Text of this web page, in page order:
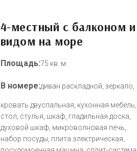
Другое:Wi-Fi бесплатно, смена
полотенец, смена постельного белья,
Дополнительное место:
4-местный с балконом и
видом на море
Площадь:75 кв. м.
В номере:диван раскладной, зеркало,
кровать двуспальная, кухонная мебель,
стол, стулья, шкаф, гладильная доска,
духовой шкаф, микроволновая печь,
набор посуды, плита электрическая,